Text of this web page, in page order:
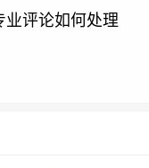
业评论如何处理